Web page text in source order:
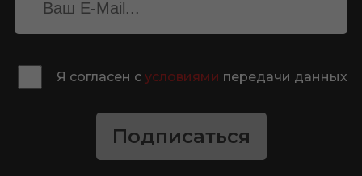
Я согласен с условиями передачи данных
Подписаться